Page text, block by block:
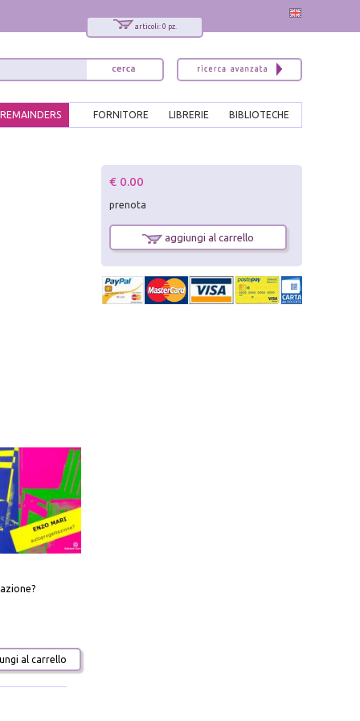
articoli: 0 pz.
BIBLIOTECHE
LIBRERIE
FORNITORE
REMAINDERS
al carrello
€ 0.00
prenota
aggiungi al carrello
x
Interessato ai nostri libri?
Sarai informato delle nostre novità, potrai
comunque cancellarti quando desideri.
modulo di iscrizione